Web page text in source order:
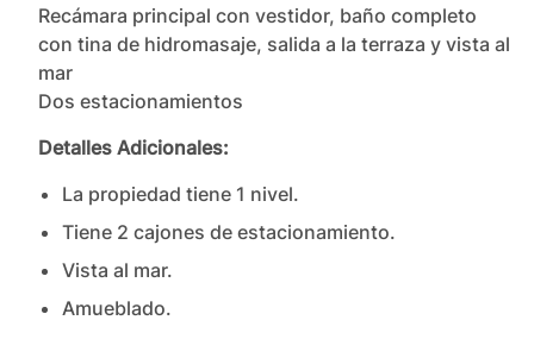
Recámara principal con vestidor, baño completo
con tina de hidromasaje, salida a la terraza y vista al
mar
Dos estacionamientos
Detalles Adicionales:
La propiedad tiene 1 nivel.
Tiene 2 cajones de estacionamiento.
Vista al mar.
Amueblado.